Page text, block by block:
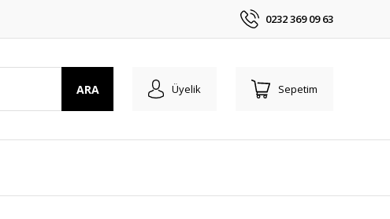
0232 369 09 63
ARA Üyelik Sepetim